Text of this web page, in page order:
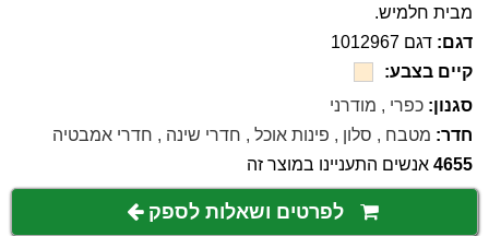
מבית חלמיש.
דגם: דגם 1012967
קיים בצבע:
סגנון: כפרי , מודרני
חדר: מטבח , סלון , פינות אוכל , חדרי שינה , חדרי אמבטיה
4655 אנשים התעניינו במוצר זה
לפרטים ושאלות לספק